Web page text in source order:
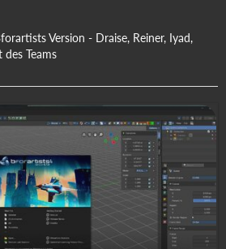
Version - Draise, Reiner, Iyad,
des Teams